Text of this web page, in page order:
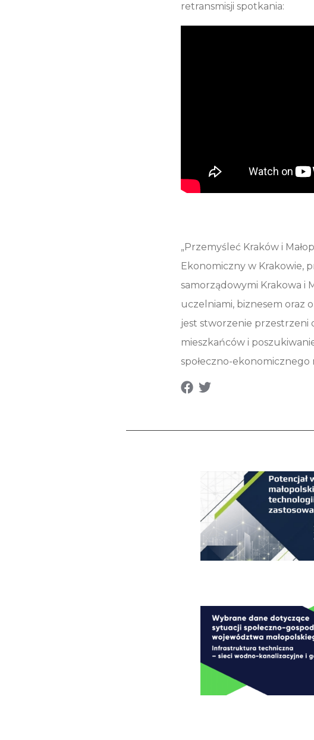
retransmisji spotkania:
„Przemyśleć Kraków i
Ekonomiczny w Krakowie,
samorządowymi Krakowa i
uczelniami, biznesem oraz
jest stworzenie przestrzeni
mieszkańców i
społeczno-